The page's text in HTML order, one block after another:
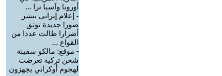
أوروبا وآسيا ترا ...
- إعلام إيراني ينشر
صورا جديدة توثق
أضرارا طالت عددا من
القواع ...
- موقع: مالكو سفينة
شحن تركية تعرضت
لهجوم أوكراني يجهزون